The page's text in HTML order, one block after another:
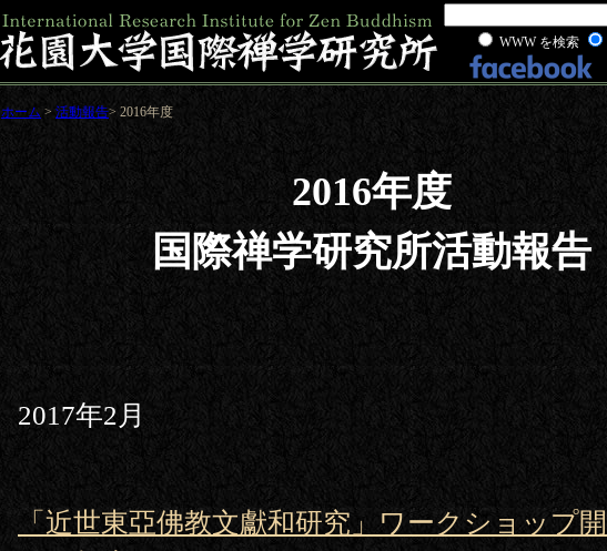
WWW を検索
ホーム > 活動報告> 2016年度
2016年度
国際禅学研究所活動報告
2017年2月
「近世東亞佛教文獻和研究」ワークショップ開